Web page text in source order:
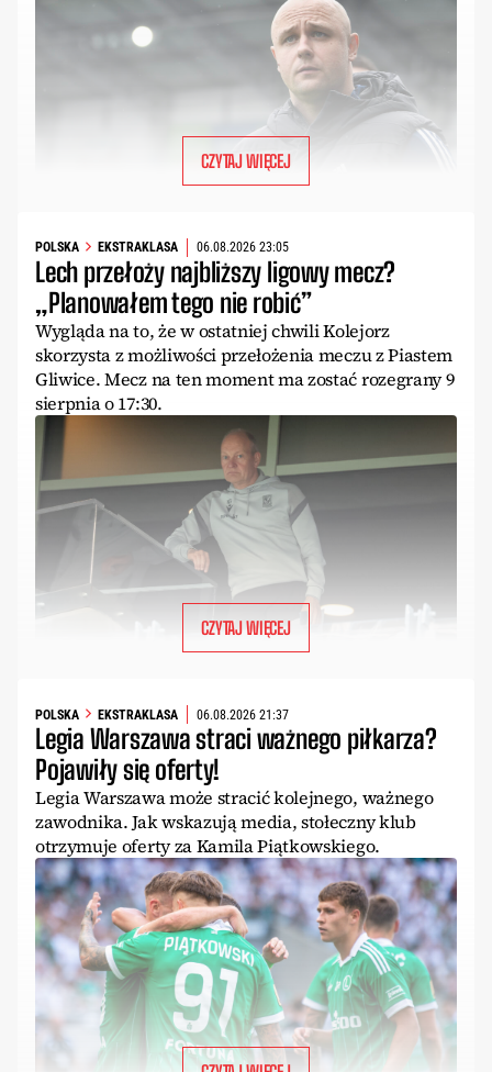
CZYTAJ WIĘCEJ
POLSKA EKSTRAKLASA 06.08.2026 23:05
Lech przełoży najbliższy ligowy mecz?
„Planowałem tego nie robić”
Wygląda na to, że w ostatniej chwili Kolejorz
skorzysta z możliwości przełożenia meczu z Piastem
Gliwice. Mecz na ten moment ma zostać rozegrany 9
sierpnia o 17:30.
CZYTAJ WIĘCEJ
POLSKA EKSTRAKLASA 06.08.2026 21:37
Legia Warszawa straci ważnego piłkarza?
Pojawiły się oferty!
Legia Warszawa może stracić kolejnego, ważnego
zawodnika. Jak wskazują media, stołeczny klub
otrzymuje oferty za Kamila Piątkowskiego.